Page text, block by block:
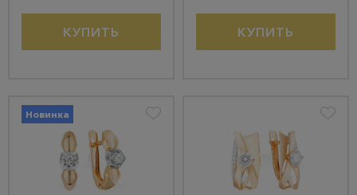
КУПИТЬ КУПИТЬ
Новинка